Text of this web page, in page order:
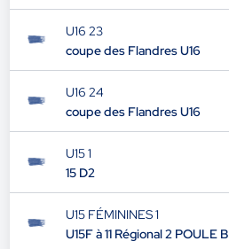
U16 23
coupe des Flandres U16
U16 24
coupe des Flandres U16
U15 1
15 D2
U15 FÉMININES 1
U15F à 11 Régional 2 POULE B